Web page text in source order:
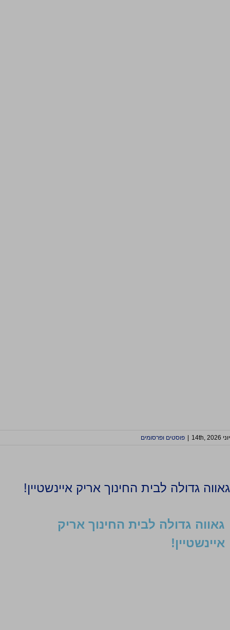
יוני 14th, 2026 פוסטים ופרסומים
גאווה גדולה לבית החינוך אריק איינשטיין!
גאווה גדולה לבית החינוך אריק
איינשטיין!